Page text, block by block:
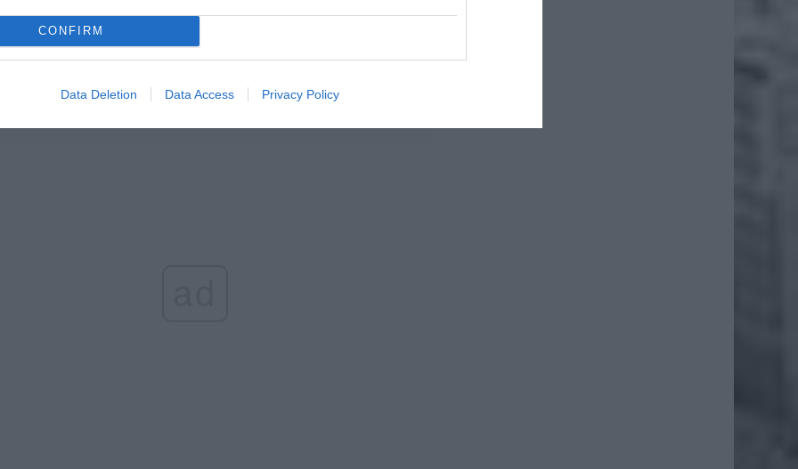
CONFIRM
Data Deletion Data Access Privacy Policy
nagrania z miejsca ukazują w ogniu okoliczne tereny.
#Kyiv
pic.twitter.com/95FtOEwLKm